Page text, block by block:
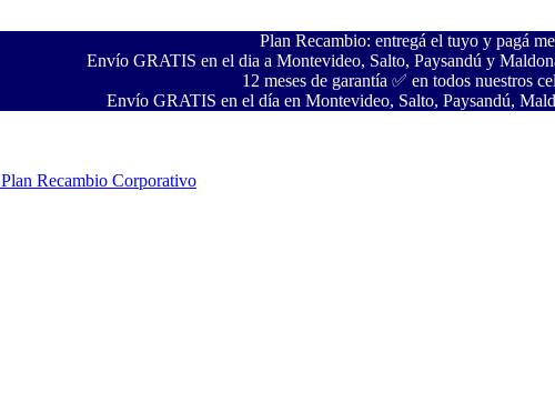
Plan Recambio: entregá el tuyo y pagá
Envío GRATIS en el dia a Montevideo, Salto, Paysandú y
12 meses de garantía ✅ en todos nuestros
Envío GRATIS en el día en Montevideo, Salto, Paysandú,
Plan Recambio Corporativo